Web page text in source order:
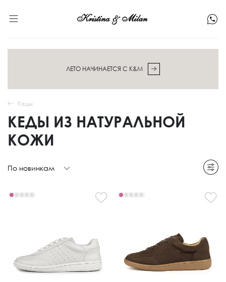
ЛЕТО НАЧИНАЕТСЯ С K&M
Кеды
КЕДЫ ИЗ НАТУРАЛЬНОЙ
КОЖИ
По новинкам